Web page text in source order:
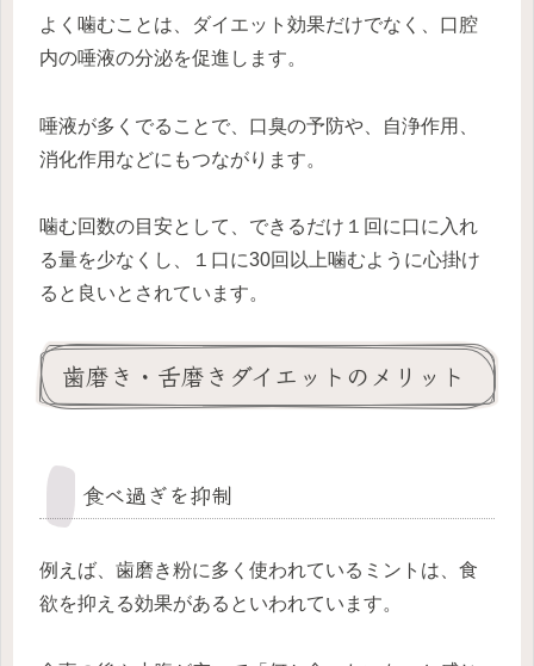
よく噛むことは、ダイエット効果だけでなく、口腔
内の唾液の分泌を促進します。
唾液が多くでることで、口臭の予防や、自浄作用、
消化作用などにもつながります。
噛む回数の目安として、できるだけ１回に口に入れ
る量を少なくし、１口に30回以上噛むように心掛け
ると良いとされています。
歯磨き・舌磨きダイエットのメリット
食べ過ぎを抑制
例えば、歯磨き粉に多く使われているミントは、食
欲を抑える効果があるといわれています。